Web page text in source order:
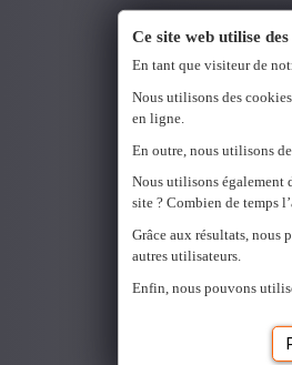
Ce site web utilise
En tant que visiteur de
Nous utilisons des
en ligne.
En outre, nous utilisons
Nous utilisons également
site ? Combien de temps
Grâce aux résultats, nous
autres utilisateurs.
Enfin, nous pouvons